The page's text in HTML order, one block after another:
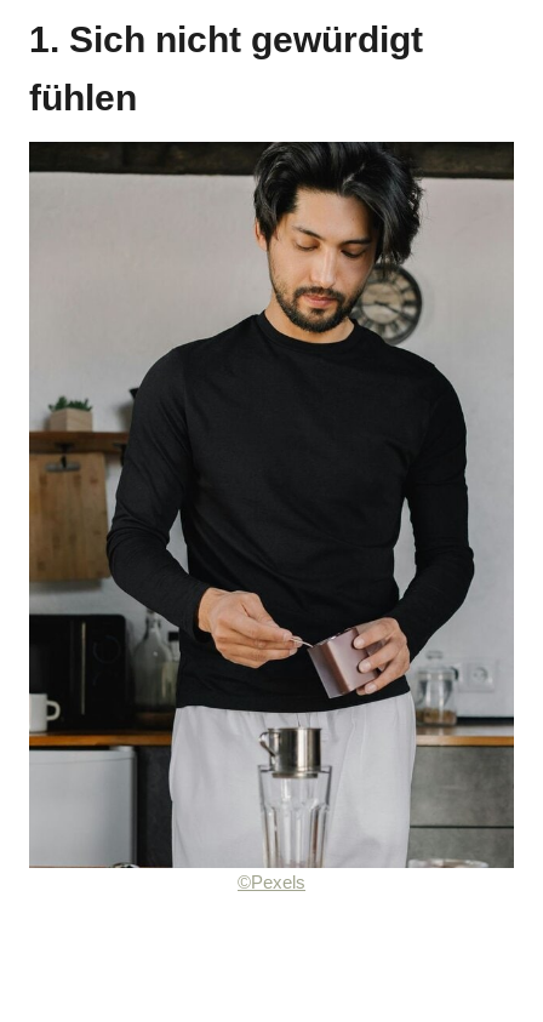
1. Sich nicht gewürdigt
fühlen
©Pexels